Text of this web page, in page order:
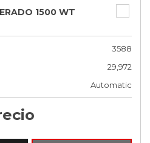
1500 WT
3588
29,972
Automatic